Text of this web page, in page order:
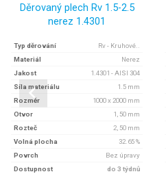
Děrovaný plech Rv 1.5-2.5
nerez 1.4301
Typ děrování
Rv - Kruhové..
Materiál
Nerez
Jakost
1.4301 - AISI 304
Síla materiálu
1.5 mm
Rozměr
1000 x 2000 mm
Otvor
1, 50 mm
Rozteč
2, 50 mm
Volná plocha
32.65 %
Povrch
Bez úpravy
Dostupnost
do 3 týdnů